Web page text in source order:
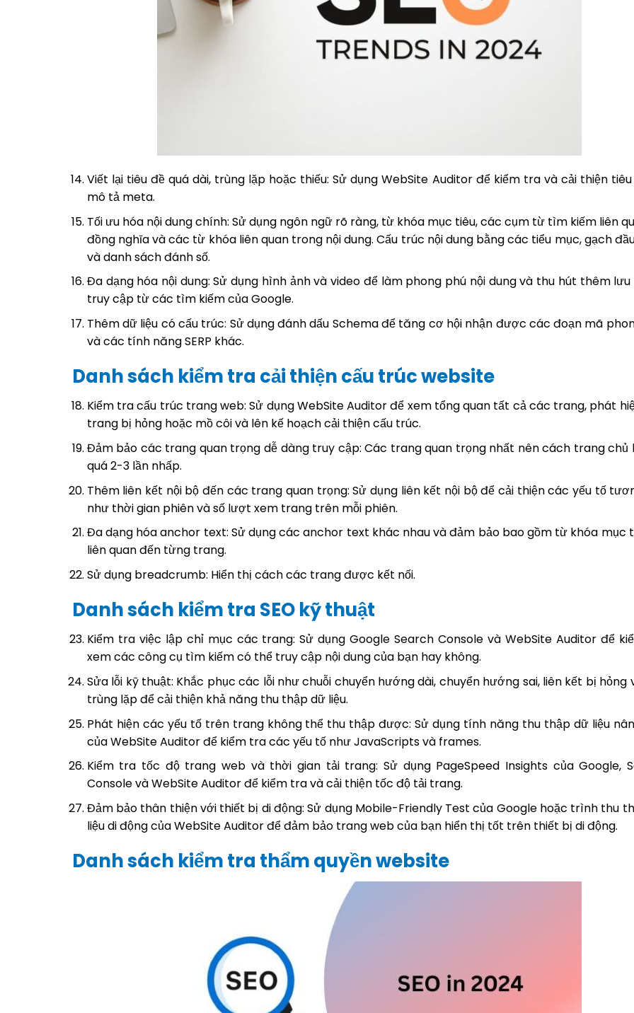
Viết lại tiêu đề quá dài, trùng lặp hoặc thiếu: Sử dụng WebSite Auditor để kiểm tra và cải thiện
mô tả meta.
Tối ưu hóa nội dung chính: Sử dụng ngôn ngữ rõ ràng, từ khóa mục tiêu, các cụm từ tìm kiếm liên
đồng nghĩa và các từ khóa liên quan trong nội dung. Cấu trúc nội dung bằng các tiểu mục, gạch
và danh sách đánh số.
Đa dạng hóa nội dung: Sử dụng hình ảnh và video để làm phong phú nội dung và thu hút thêm
truy cập từ các tìm kiếm của Google.
Thêm dữ liệu có cấu trúc: Sử dụng đánh dấu Schema để tăng cơ hội nhận được các đoạn mã
và các tính năng SERP khác.
Danh sách kiểm tra cải thiện cấu trúc website
Kiểm tra cấu trúc trang web: Sử dụng WebSite Auditor để xem tổng quan tất cả các trang, phát
trang bị hỏng hoặc mồ côi và lên kế hoạch cải thiện cấu trúc.
Đảm bảo các trang quan trọng dễ dàng truy cập: Các trang quan trọng nhất nên cách trang chủ
quá 2-3 lần nhấp.
Thêm liên kết nội bộ đến các trang quan trọng: Sử dụng liên kết nội bộ để cải thiện các yếu tố
như thời gian phiên và số lượt xem trang trên mỗi phiên.
Đa dạng hóa anchor text: Sử dụng các anchor text khác nhau và đảm bảo bao gồm từ khóa mục
liên quan đến từng trang.
Sử dụng breadcrumb: Hiển thị cách các trang được kết nối.
Danh sách kiểm tra SEO kỹ thuật
Kiểm tra việc lập chỉ mục các trang: Sử dụng Google Search Console và WebSite Auditor để
xem các công cụ tìm kiếm có thể truy cập nội dung của bạn hay không.
Sửa lỗi kỹ thuật: Khắc phục các lỗi như chuỗi chuyển hướng dài, chuyển hướng sai, liên kết bị hỏng
trùng lặp để cải thiện khả năng thu thập dữ liệu.
Phát hiện các yếu tố trên trang không thể thu thập được: Sử dụng tính năng thu thập dữ liệu
của WebSite Auditor để kiểm tra các yếu tố như JavaScripts và frames.
Kiểm tra tốc độ trang web và thời gian tải trang: Sử dụng PageSpeed Insights của Google,
Console và WebSite Auditor để kiểm tra và cải thiện tốc độ tải trang.
Đảm bảo thân thiện với thiết bị di động: Sử dụng Mobile-Friendly Test của Google hoặc trình thu
liệu di động của WebSite Auditor để đảm bảo trang web của bạn hiển thị tốt trên thiết bị di động.
Danh sách kiểm tra thẩm quyền website